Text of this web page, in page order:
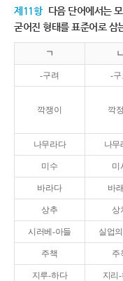
제11항 다음 단어에서는
굳어진 형태를 표준어로 삼
ㄱ ㄴ
-구려 -구
깍쟁이 깍
나무라다 나무
미수 미
바라다 바
상추 상
시러베-아들 실업
주책 주
지루-하다 지리